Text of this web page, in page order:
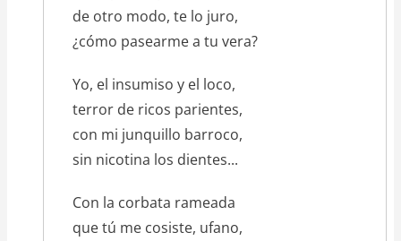
de otro modo, te lo juro,
¿cómo pasearme a tu vera?
Yo, el insumiso y el loco,
terror de ricos parientes,
con mi junquillo barroco,
sin nicotina los dientes...
Con la corbata rameada
que tú me cosiste, ufano,